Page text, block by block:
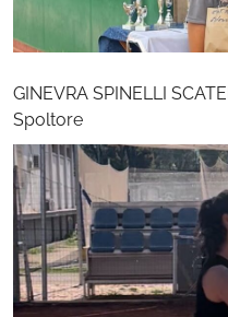
GINEVRA SPINELLI
Spoltore